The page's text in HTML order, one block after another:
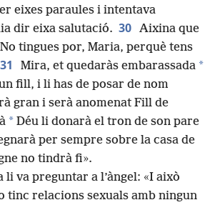
eixes paraules i intentava
dir eixa salutació. 30 Aixina que
tingues por, Maria, perquè tens
31 Mira, et quedaràs embarassada *
fill, i li has de posar de nom
gran i serà anomenat Fill de
* Déu li donarà el tron de son pare
per sempre sobre la casa de
no tindrà fi».
li va preguntar a l’àngel: «I això
tinc relacions sexuals amb ningun